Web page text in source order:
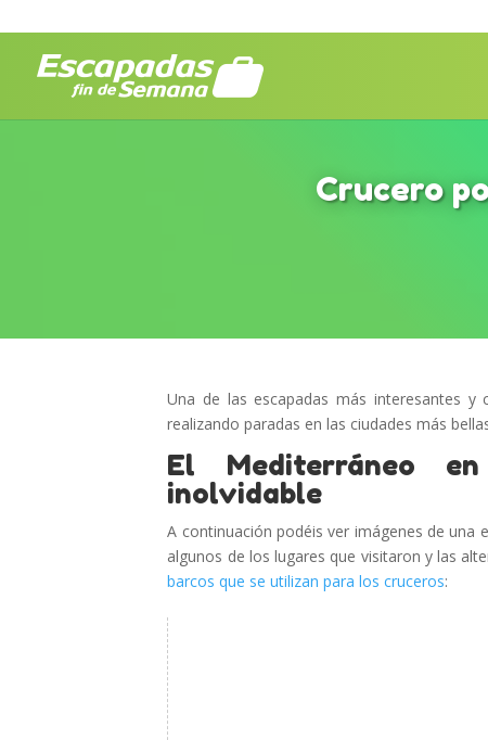
Crucero
Una de las escapadas más interesantes y
realizando paradas en las ciudades más
El Mediterráneo
inolvidable
A continuación podéis ver imágenes de una
algunos de los lugares que visitaron y las
barcos que se utilizan para los cruceros: